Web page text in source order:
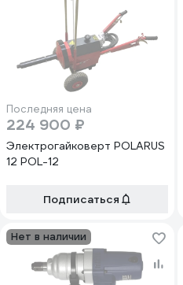
Последняя цена
224 900 ₽
Электрогайковерт POLARUS
12 POL-12
Подписаться
Нет в наличии